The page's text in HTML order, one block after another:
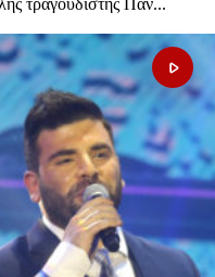
τραγουδιστής Παν...